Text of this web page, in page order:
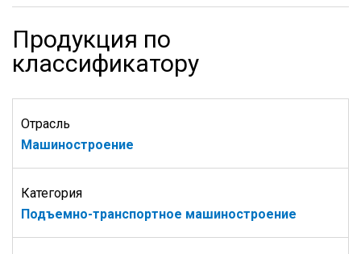
Продукция по
классификатору
Отрасль
Машиностроение
Категория
Подъемно-транспортное машиностроение